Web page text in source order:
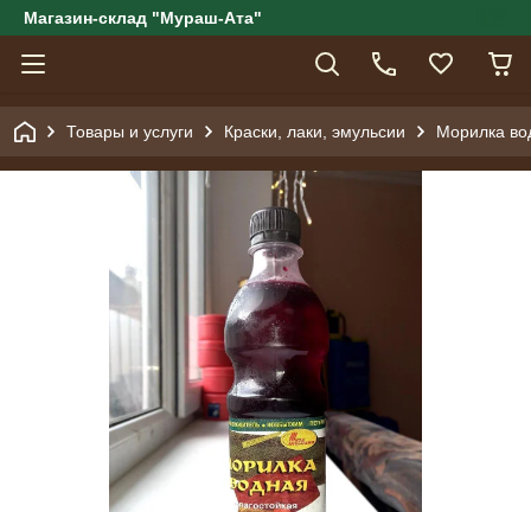
Магазин-склад "Мураш-Ата"
Товары и услуги Краски, лаки, эмульсии Морилка